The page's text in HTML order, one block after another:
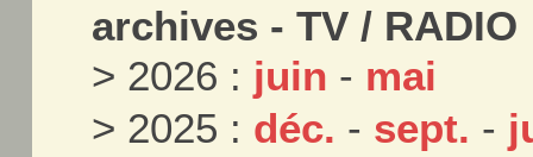
archives - TV / RADIO
> 2026 : juin - mai
> 2025 : déc. - sept. -